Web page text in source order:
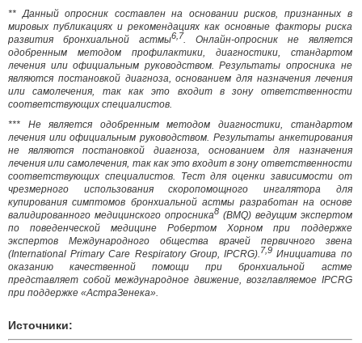
** Данный опросник составлен на основании рисков, признанных в
мировых публикациях и рекомендациях как основные факторы риска
развития бронхиальной астмы6,7 . Онлайн-опросник не является
одобренным методом профилактики, диагностики, стандартом
лечения или официальным руководством. Результаты опросника не
являются постановкой диагноза, основанием для назначения лечения
или самолечения, так как это входит в зону ответственности
соответствующих специалистов.
*** Не является одобренным методом диагностики, стандартом
лечения или официальным руководством. Результаты анкетирования
не являются постановкой диагноза, основанием для назначения
лечения или самолечения, так как это входит в зону ответственности
соответствующих специалистов. Тест для оценки зависимости от
чрезмерного использования скоропомощного ингалятора для
купирования симптомов бронхиальной астмы разработан на основе
валидированного медицинского опросника8(BMQ) ведущим экспертом
по поведенческой медицине Робертом Хорном при поддержке
экспертов Международного общества врачей первичного звена
(International Primary Care Respiratory Group, IPCRG). 7,9 Инициатива по
оказанию качественной помощи при бронхиальной астме
представляет собой международное движение, возглавляемое IPCRG
при поддержке «АстраЗенека».
Источники: